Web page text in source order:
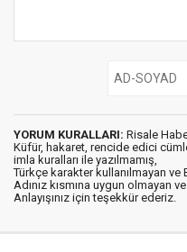
YORUM KURALLARI: Risale
Küfür, hakaret, rencide edici
imla kuralları ile yazılmamış,
Türkçe karakter kullanılmayan ve
Adınız kısmına uygun olmayan
Anlayışınız için teşekkür ederiz.